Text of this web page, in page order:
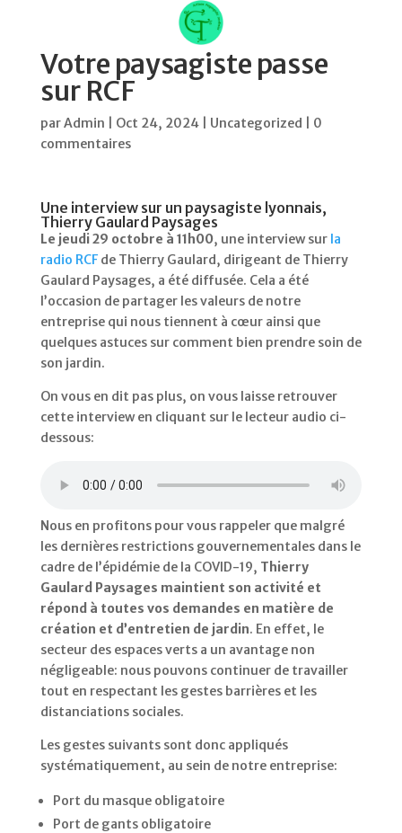
Votre paysagiste passe
sur RCF
parAdmin Oct 24, 2024| Uncategorized
0
commentaires
Une interview sur un paysagiste lyonnais,
Thierry Gaulard Paysages
Le jeudi 29 octobre à 11h00, une interview sur la
radio RCFde Thierry Gaulard, dirigeant de Thierry
Gaulard Paysages, a été diffusée. Cela a été
l’occasion de partager les valeurs de notre
entreprise qui nous tiennent à cœur ainsi que
quelques astuces sur comment bien prendre soin de
son jardin.
On vous en dit pas plus, on vous laisse retrouver
cette interview en cliquant sur le lecteur audio ci-
dessous:
Nous en profitons pour vous rappeler que malgré
les dernières restrictions gouvernementales dans le
cadre de l’épidémie de la COVID-19, Thierry
Gaulard Paysages maintient son activité et
répond à toutes vos demandes en matière de
création et d’entretien de jardin. En effet, le
secteur des espaces verts a un avantage non
négligeable: nous pouvons continuer de travailler
tout en respectant les gestes barrières et les
distanciations sociales.
Les gestes suivants sont donc appliqués
systématiquement, au sein de notre entreprise:
Port du masque obligatoire
Port de gants obligatoire